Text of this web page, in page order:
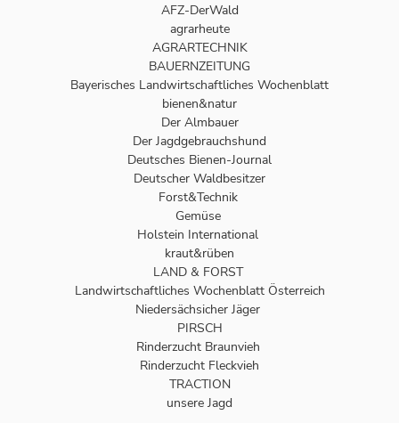
AFZ-DerWald
agrarheute
AGRARTECHNIK
BAUERNZEITUNG
Bayerisches Landwirtschaftliches Wochenblatt
bienen&natur
Der Almbauer
Der Jagdgebrauchshund
Deutsches Bienen-Journal
Deutscher Waldbesitzer
Forst&Technik
Gemüse
Holstein International
kraut&rüben
LAND & FORST
Landwirtschaftliches Wochenblatt Österreich
Niedersächsicher Jäger
PIRSCH
Rinderzucht Braunvieh
Rinderzucht Fleckvieh
TRACTION
unsere Jagd